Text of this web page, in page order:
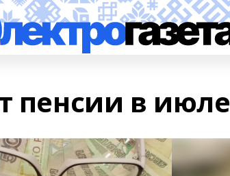
пенсии в июле